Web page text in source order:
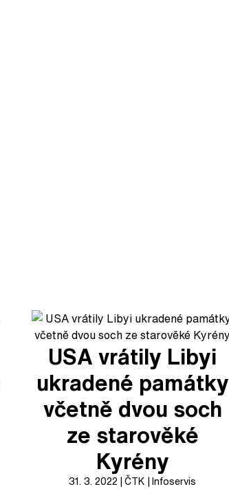
USA vrátily Libyi
ukradené památky
včetně dvou soch
ze starověké
Kyrény
31. 3. 2022 ČTK Infoservis